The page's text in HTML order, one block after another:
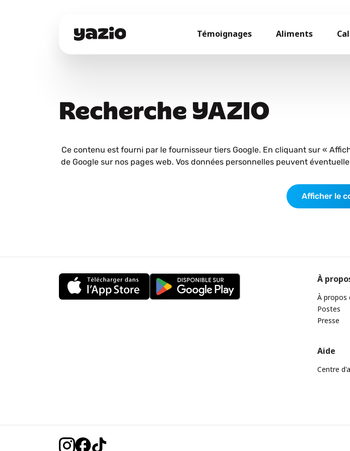
Témoignages Aliments
Recherche YAZIO
Ce contenu est fourni par le fournisseur tiers Google. En cliquant sur «
de Google sur nos pages web. Vos données personnelles peuvent
Afficher le
À
À propos
Postes
Presse
Aide
Centre